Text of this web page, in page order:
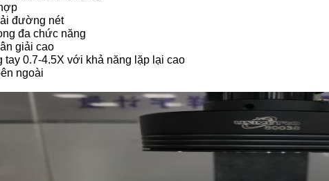
đường nét
đa chức năng
giải cao
tay 0.7-4.5X với khả năng lặp lại cao
ngoài